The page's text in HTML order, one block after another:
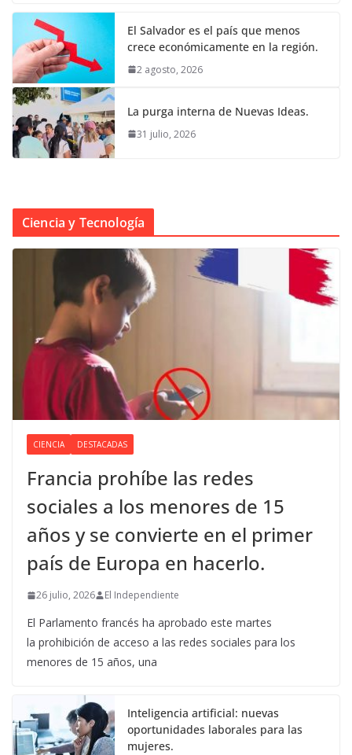
El Salvador es el país que menos
crece económicamente en la región.
2 agosto, 2026
La purga interna de Nuevas Ideas.
31 julio, 2026
Ciencia y Tecnología
CIENCIA DESTACADAS
Francia prohíbe las redes
sociales a los menores de 15
años y se convierte en el primer
país de Europa en hacerlo.
26 julio, 2026 El Independiente
El Parlamento francés ha aprobado este martes
la prohibición de acceso a las redes sociales para los
menores de 15 años, una
Inteligencia artificial: nuevas
oportunidades laborales para las
mujeres.